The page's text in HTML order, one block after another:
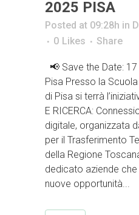
2025 PISA
Posted at 09:28h in
0 Likes Share
📢 Save the Date:
Pisa Presso la
di Pisa si terrà
E RICERCA:
digitale, organizzata
per il Trasferimento
della Regione
dedicato aziende
nuove opportunità...